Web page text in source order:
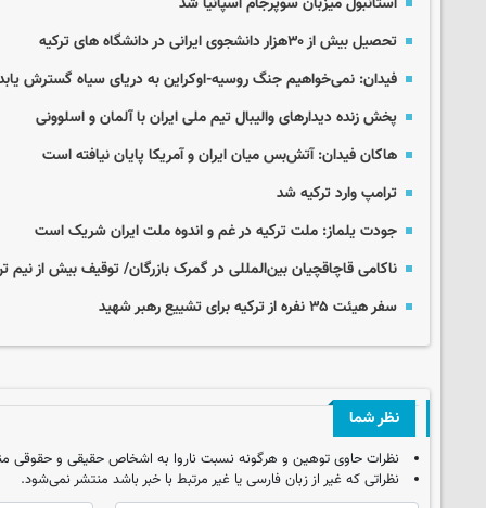
تحصیل بیش از ۳۰هزار دانشجوی ایرانی در دانشگاه های ترکیه
فیدان: نمی‌خواهیم جنگ روسیه-اوکراین به دریای سیاه گسترش
پخش زنده دیدارهای والیبال تیم ملی ایران با آلمان و اسلوونی
هاکان فیدان: آتش‌بس میان ایران و آمریکا پایان نیافته است
ترامپ وارد ترکیه شد
جودت یلماز: ملت ترکیه در غم و اندوه ملت ایران شریک است
ناکامی قاچاقچیان بین‌المللی در گمرک بازرگان/ توقیف بیش از
سفر هیئت ۳۵ نفره از ترکیه برای تشییع رهبر شهید
نظر شما
نظرات حاوی توهین و هرگونه نسبت ناروا به اشخاص حقیقی و حقوقی
نظراتی که غیر از زبان فارسی یا غیر مرتبط با خبر باشد منتشر نمی‌شود.